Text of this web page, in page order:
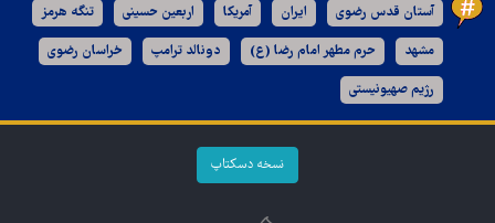
آستان قدس رضوی ایران آمریکا اربعین حسینی تنگه هرمز
مشهد حرم مطهر امام رضا (ع) دونالد ترامپ خراسان رضوی
رژیم صهیونیستی
نسخه دسکتاپ